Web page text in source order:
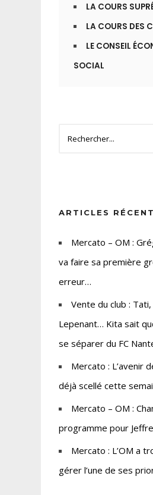
LA COURS
LA COURS DES
LE CONSEIL
SOCIAL
ARTICLES
Mercato – OM :
va faire sa première
erreur…
Vente du club :
Lepenant… Kita sait
se séparer du FC
Mercato : L’avenir
déjà scellé cette
Mercato – OM :
programme pour
Mercato : L’OM a
gérer l’une de ses